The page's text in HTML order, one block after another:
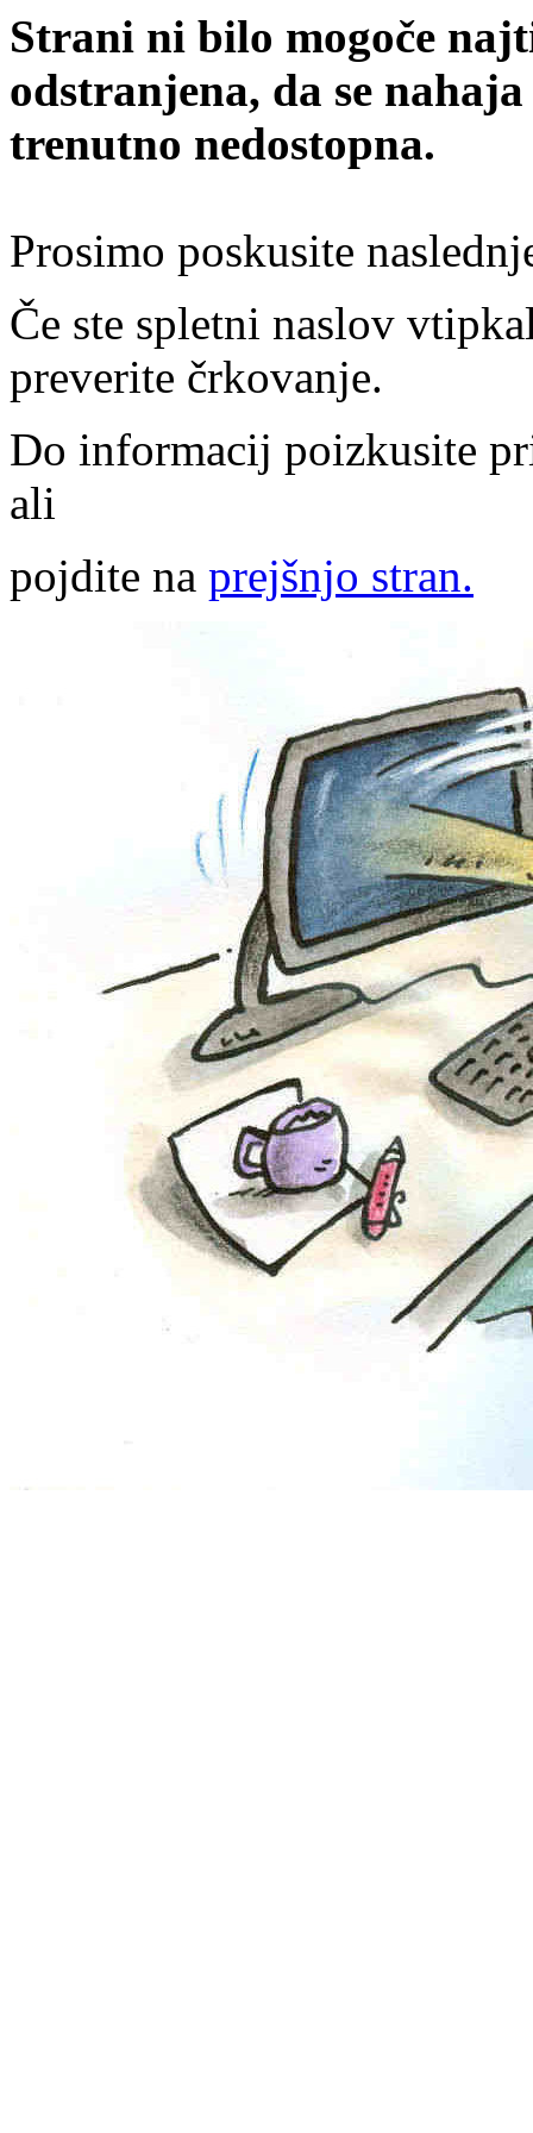
Strani ni bilo mogoče
odstranjena, da se
trenutno nedostopna.
Prosimo poskusite
Če ste spletni naslov
preverite črkovanje.
Do informacij poizkusite
ali
pojdite na prejšnjo stran.